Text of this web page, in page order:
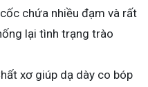
chứa nhiều đạm và rất
lại tình trạng trào
xơ giúp dạ dày co bóp